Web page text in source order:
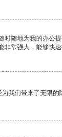
时随地为我的办公
常强大，能够快速
我们带来了无限的